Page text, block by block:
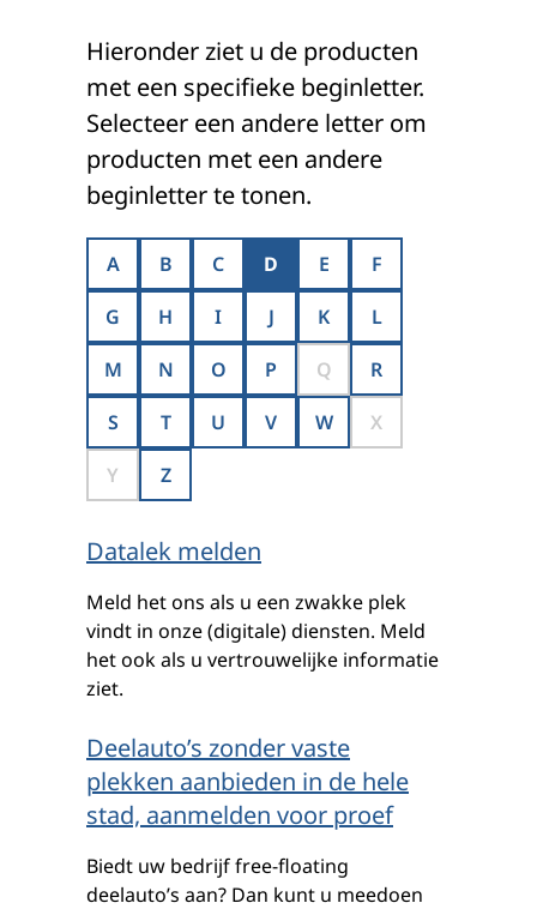
Hieronder ziet u de producten
met een specifieke beginletter.
Selecteer een andere letter om
producten met een andere
beginletter te tonen.
A B C D E
F
G
H I J K
L
M
N O P Q
R
S
T U V W
X
Y
Z
Datalek melden
Meld het ons als u een zwakke plek
vindt in onze (digitale) diensten. Meld
het ook als u vertrouwelijke informatie
ziet.
Deelauto’s zonder vaste
plekken aanbieden in de hele
stad, aanmelden voor proef
Biedt uw bedrijf free-floating
deelauto’s aan? Dan kunt u meedoen